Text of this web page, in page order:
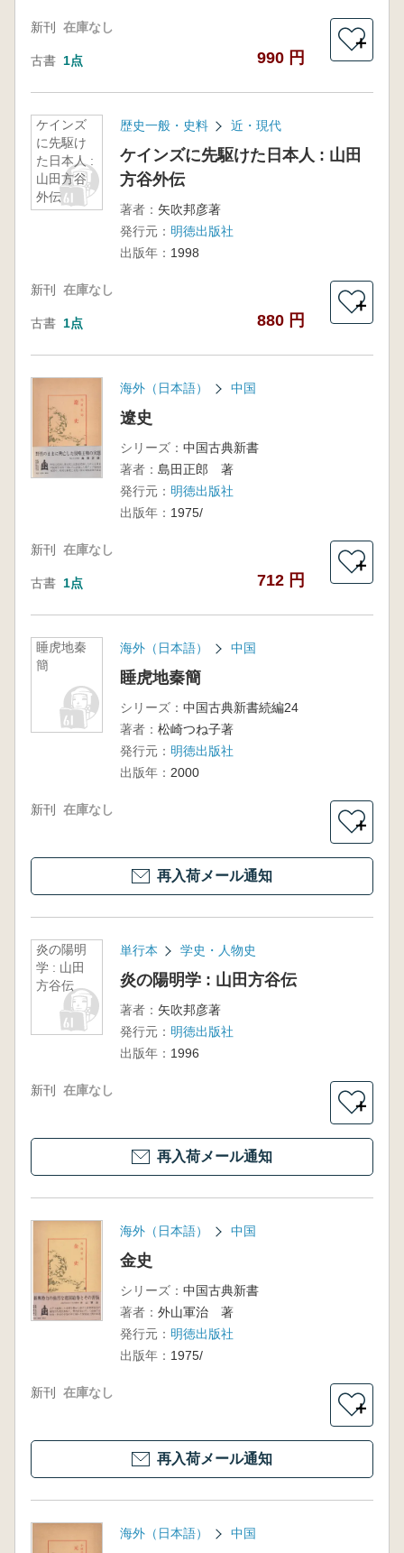
新刊 在庫なし
古書 1点 990 円
＋
ケインズ
に先駆け
た日本人 :
山田方谷
外伝
歴史一般・史料 近・現代
ケインズに先駆けた日本人 : 山田
方谷外伝
著者： 矢吹邦彦著
発行元： 明徳出版社
出版年： 1998
新刊 在庫なし
古書 1点 880 円
＋
海外（日本語） 中国
遼史
シリーズ： 中国古典新書
著者： 島田正郎 著
発行元： 明徳出版社
出版年： 1975/
新刊 在庫なし
古書 1点 712 円
＋
睡虎地秦
簡
海外（日本語） 中国
睡虎地秦簡
シリーズ： 中国古典新書続編24
著者： 松崎つね子著
発行元： 明徳出版社
出版年： 2000
新刊 在庫なし
＋
再入荷メール通知
炎の陽明
学 : 山田
方谷伝
単行本 学史・人物史
炎の陽明学 : 山田方谷伝
著者： 矢吹邦彦著
発行元： 明徳出版社
出版年： 1996
新刊 在庫なし
＋
再入荷メール通知
海外（日本語） 中国
金史
シリーズ： 中国古典新書
著者： 外山軍治 著
発行元： 明徳出版社
出版年： 1975/
新刊 在庫なし
＋
再入荷メール通知
海外（日本語） 中国